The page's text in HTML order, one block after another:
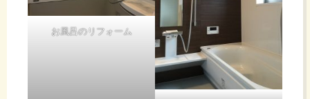
お風呂のリフォーム